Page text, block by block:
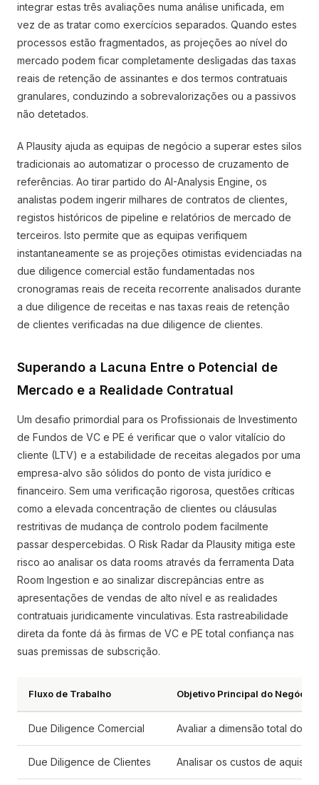
integrar estas três avaliações numa análise unificada, em
vez de as tratar como exercícios separados. Quando estes
processos estão fragmentados, as projeções ao nível do
mercado podem ficar completamente desligadas das taxas
reais de retenção de assinantes e dos termos contratuais
granulares, conduzindo a sobrevalorizações ou a passivos
não detetados.
A Plausity ajuda as equipas de negócio a superar estes silos
tradicionais ao automatizar o processo de cruzamento de
referências. Ao tirar partido do AI-Analysis Engine, os
analistas podem ingerir milhares de contratos de clientes,
registos históricos de pipeline e relatórios de mercado de
terceiros. Isto permite que as equipas verifiquem
instantaneamente se as projeções otimistas evidenciadas na
due diligence comercial estão fundamentadas nos
cronogramas reais de receita recorrente analisados durante
a due diligence de receitas e nas taxas reais de retenção
de clientes verificadas na due diligence de clientes.
Superando a Lacuna Entre o Potencial de
Mercado e a Realidade Contratual
Um desafio primordial para os Profissionais de Investimento
de Fundos de VC e PE é verificar que o valor vitalício do
cliente (LTV) e a estabilidade de receitas alegados por uma
empresa-alvo são sólidos do ponto de vista jurídico e
financeiro. Sem uma verificação rigorosa, questões críticas
como a elevada concentração de clientes ou cláusulas
restritivas de mudança de controlo podem facilmente
passar despercebidas. O Risk Radar da Plausity mitiga este
risco ao analisar os data rooms através da ferramenta Data
Room Ingestion e ao sinalizar discrepâncias entre as
apresentações de vendas de alto nível e as realidades
contratuais juridicamente vinculativas. Esta rastreabilidade
direta da fonte dá às firmas de VC e PE total confiança nas
suas premissas de subscrição.
Fluxo de Trabalho Objetivo Principal do Negócio
Due Diligence Comercial Avaliar a dimensão total do
Due Diligence de Clientes Analisar os custos de